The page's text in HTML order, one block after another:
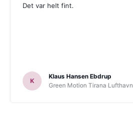
Det var helt fint.
K
Klaus Hansen Ebdrup
Green Motion Tirana Lufthavn